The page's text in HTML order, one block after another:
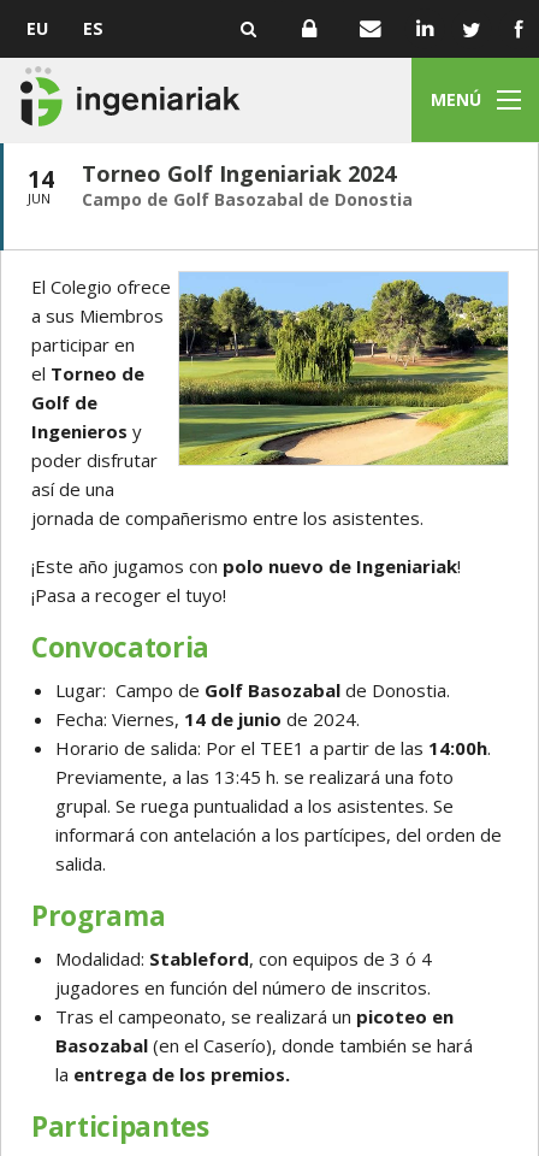
EU ES
MENÚ
14
JUN
Torneo Golf Ingeniariak 2024
Campo de Golf Basozabal de Donostia
El Colegio ofrece
a sus Miembros
participar en
el Torneo de
Golf de
Ingenieros y
poder disfrutar
así de una
jornada de compañerismo entre los asistentes.
¡Este año jugamos con polo nuevo de Ingeniariak!
¡Pasa a recoger el tuyo!
Convocatoria
Lugar: Campo de Golf Basozabal de Donostia.
Fecha: Viernes, 14 de junio de 2024.
Horario de salida: Por el TEE1 a partir de las 14:00h.
Previamente, a las 13:45 h. se realizará una foto
grupal. Se ruega puntualidad a los asistentes. Se
informará con antelación a los partícipes, del orden de
salida.
Programa
Modalidad: Stableford, con equipos de 3 ó 4
jugadores en función del número de inscritos.
Tras el campeonato, se realizará un picoteo en
Basozabal (en el Caserío), donde también se hará
la entrega de los premios.
Participantes